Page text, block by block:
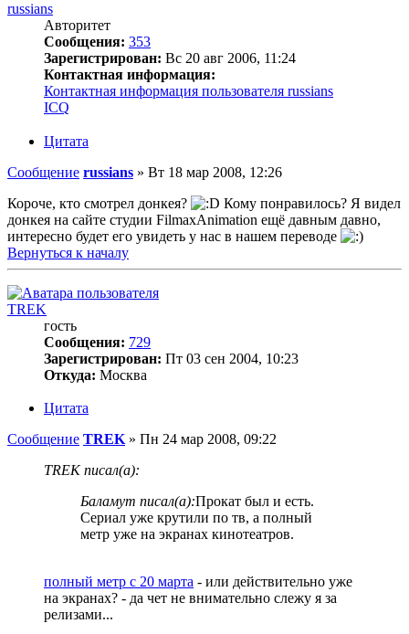
russians
Авторитет
Сообщения: 353
Зарегистрирован: Вс 20 авг 2006, 11:24
Контактная информация:
Контактная информация пользователя russians
ICQ
Цитата
Сообщение russians » Вт 18 мар 2008, 12:26
Короче, кто смотрел донкея?
Кому понравилось? Я видел
донкея на сайте студии FilmaxAnimation ещё давным давно,
интересно будет его увидеть у нас в нашем переводе
Вернуться к началу
TREK
гость
Сообщения: 729
Зарегистрирован: Пт 03 сен 2004, 10:23
Откуда: Москва
Цитата
Сообщение TREK» Пн 24 мар 2008, 09:22
TREK писал(а):
Баламут писал(а):Прокат был и есть.
Сериал уже крутили по тв, а полный
метр уже на экранах кинотеатров.
полный метр с 20 марта - или действительно уже
на экранах? - да чет не внимательно слежу я за
релизами...